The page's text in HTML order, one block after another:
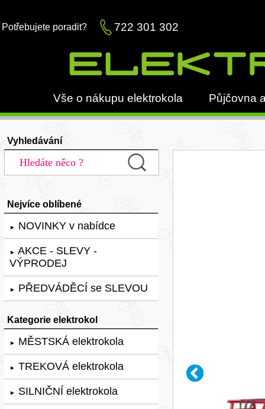
Potřebujete poradit? 722 301 302
Vše o nákupu elektrokola Půjčovna
Vyhledávání
Nejvíce oblíbené
► NOVINKY v nabídce
► AKCE - SLEVY -
VÝPRODEJ
► PŘEDVÁDĚCÍ se SLEVOU
Kategorie elektrokol
► MĚSTSKÁ elektrokola
► TREKOVÁ elektrokola
► SILNIČNÍ elektrokola